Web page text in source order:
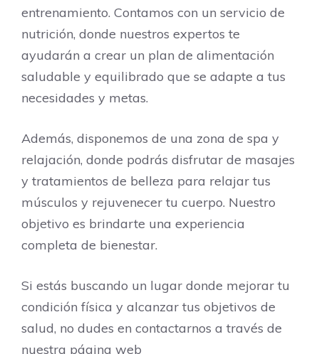
entrenamiento. Contamos con un servicio de
nutrición, donde nuestros expertos te
ayudarán a crear un plan de alimentación
saludable y equilibrado que se adapte a tus
necesidades y metas.
Además, disponemos de una zona de spa y
relajación, donde podrás disfrutar de masajes
y tratamientos de belleza para relajar tus
músculos y rejuvenecer tu cuerpo. Nuestro
objetivo es brindarte una experiencia
completa de bienestar.
Si estás buscando un lugar donde mejorar tu
condición física y alcanzar tus objetivos de
salud, no dudes en contactarnos a través de
nuestra página web